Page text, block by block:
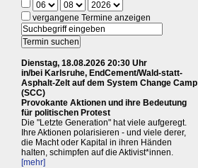
vergangene Termine anzeigen
Dienstag, 18.08.2026 20:30 Uhr
in/bei Karlsruhe, EndCement/Wald-statt-
Asphalt-Zelt auf dem System Change Camp
(SCC)
Provokante Aktionen und ihre Bedeutung
für politischen Protest
Die "Letzte Generation" hat viele aufgeregt.
Ihre Aktionen polarisieren - und viele derer,
die Macht oder Kapital in ihren Händen
halten, schimpfen auf die Aktivist*innen.
[mehr]